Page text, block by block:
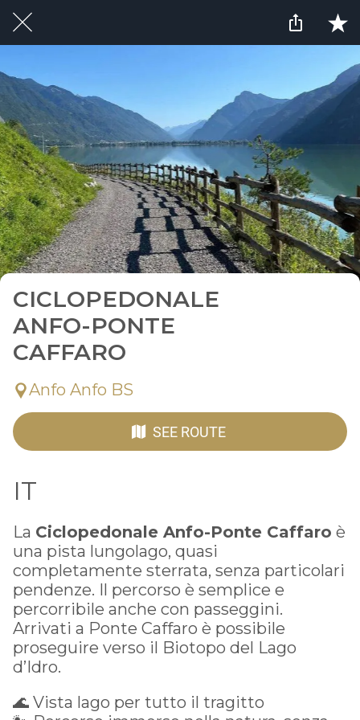
CICLOPEDONALE
ANFO-PONTE
CAFFARO
Anfo Anfo BS
SEE ROUTE
IT
La Ciclopedonale Anfo-Ponte Caffaro è
una pista lungolago, quasi
completamente sterrata, senza particolari
pendenze. Il percorso è semplice e
percorribile anche con passeggini.
Arrivati a Ponte Caffaro è possibile
proseguire verso il Biotopo del Lago
d’Idro.
🌊 Vista lago per tutto il tragitto